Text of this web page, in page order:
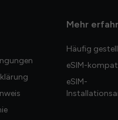
Mehr
Häufig
eSIM-
eSIM-